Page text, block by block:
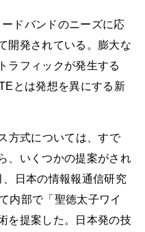
ドバンドのニーズに応
開発されている。膨大な
ラフィックが発生する
とは発想を異にする新
方式については、すで
、いくつかの提案がされ
日本の情報報通信研究
内部で「聖徳太子ワイ
を提案した。日本発の技